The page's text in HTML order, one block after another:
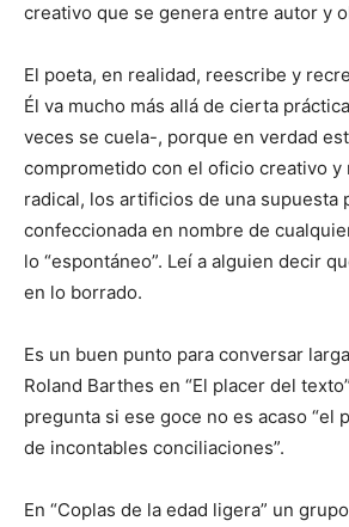
creativo que se genera entre autor y
El poeta, en realidad, reescribe y
Él va mucho más allá de cierta
veces se cuela-, porque en verdad
comprometido con el oficio creativo y
radical, los artificios de una supuesta
confeccionada en nombre de
lo “espontáneo”. Leí a alguien decir
en lo borrado.
Es un buen punto para conversar
Roland Barthes en “El placer del
pregunta si ese goce no es acaso “el
de incontables conciliaciones”.
En “Coplas de la edad ligera” un